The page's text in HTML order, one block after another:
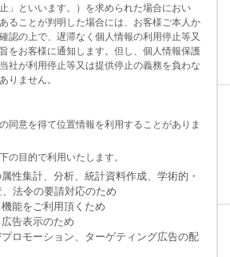
」といいます。）を求められた場合におい
ることが判明した場合には、お客様ご本人か
認の上で、遅滞なく個人情報の利用停止等又
をお客様に通知します。但し、個人情報保護
社が利用停止等又は提供停止の義務を負わな
りません。
同意を得て位置情報を利用することがありま
の目的で利用いたします。
性集計、分析、統計資料作成、学術的・
法令の要請対応のため
能をご利用頂くため
告表示のため
ロモーション、ターゲティング広告の配